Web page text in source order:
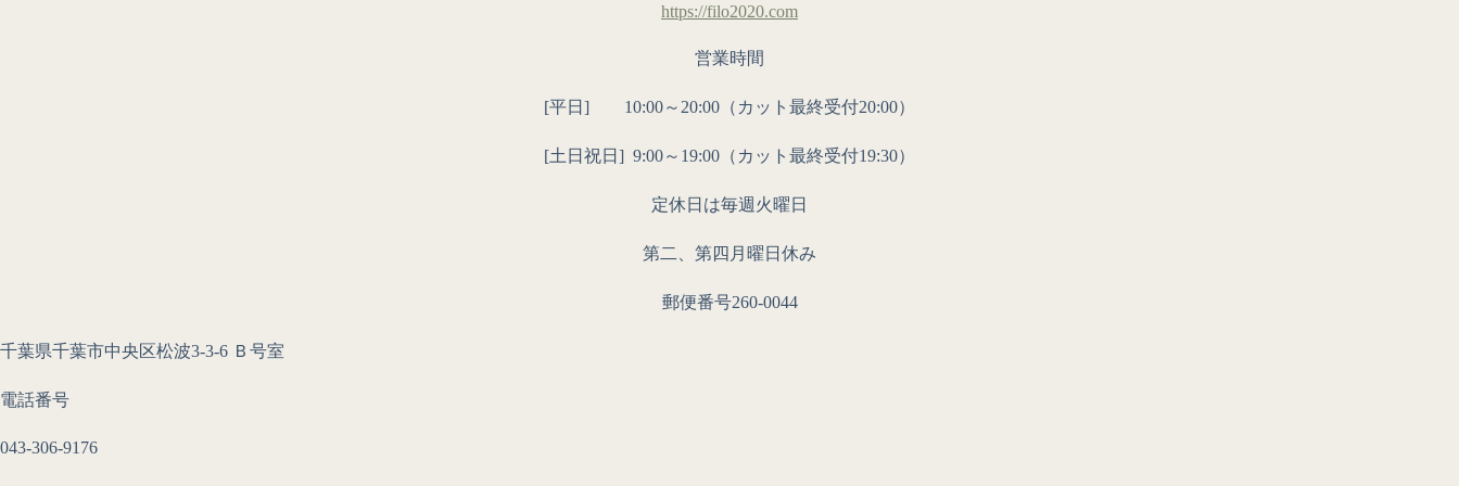
https://filo2020.com
営業時間
[平日] 10:00～20:00（カット最終受付20:00）
[土日祝日] 9:00～19:00（カット最終受付19:30）
定休日は毎週火曜日
第二、第四月曜日休み
郵便番号260-0044
千葉県千葉市中央区松波3-3-6 Ｂ号室
電話番号
043-306-9176